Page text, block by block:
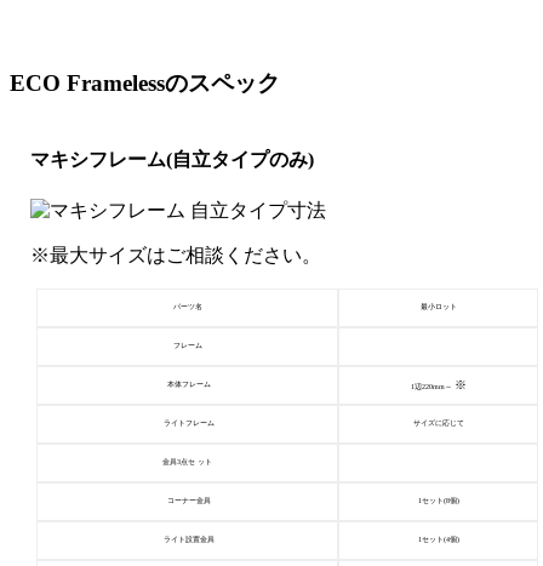
ECO Framelessのスペック
マキシフレーム(自立タイプのみ)
※最大サイズはご相談ください。
パーツ名 最小ロット
フレーム
本体フレーム 1辺220mm～ ※
ライトフレーム サイズに応じて
金具3点セ ット
コーナー金具 1セット(8個)
ライト設置金具 1セット(4個)